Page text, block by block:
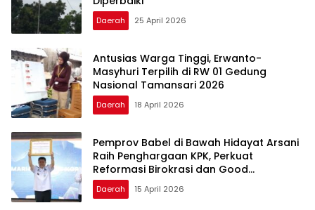
Daerah 25 April 2026
Antusias Warga Tinggi, Erwanto-
Masyhuri Terpilih di RW 01 Gedung
Nasional Tamansari 2026
Daerah 18 April 2026
Pemprov Babel di Bawah Hidayat Arsani
Raih Penghargaan KPK, Perkuat
Reformasi Birokrasi dan Good
Governance
Daerah 15 April 2026